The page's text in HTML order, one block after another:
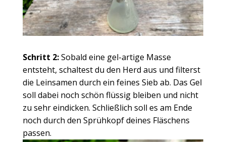
Schritt 2:Sobald eine gel-artige Masse
entsteht, schaltest du den Herd aus und filterst
die Leinsamen durch ein feines Sieb ab. Das Gel
soll dabei noch schön flüssig bleiben und nicht
zu sehr eindicken. Schließlich soll es am Ende
noch durch den Sprühkopf deines Fläschens
passen.